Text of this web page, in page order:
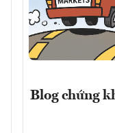
Blog chứng